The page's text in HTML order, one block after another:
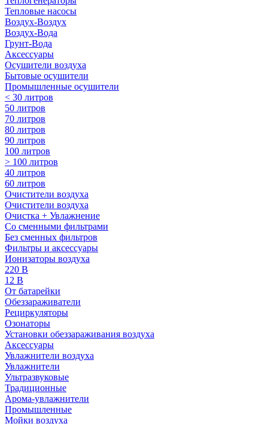
Тепловые насосы
Воздух-Воздух
Воздух-Вода
Грунт-Вода
Аксессуары
Осушители воздуха
Бытовые осушители
Промышленные осушители
< 30 литров
50 литров
70 литров
80 литров
90 литров
100 литров
> 100 литров
40 литров
60 литров
Очистители воздуха
Очистители воздуха
Очистка + Увлажнение
Cо сменными фильтрами
Без сменных фильтров
Фильтры и аксессуары
Ионизаторы воздуха
220 В
12 В
От батарейки
Обеззараживатели
Рециркуляторы
Озонаторы
Установки обеззараживания воздуха
Аксессуары
Увлажнители воздуха
Увлажнители
Ультразвуковые
Традиционные
Арома-увлажнители
Промышленные
Мойки воздуха